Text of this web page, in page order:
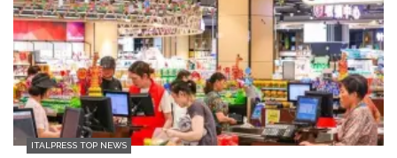
ITALPRESS TOP NEWS